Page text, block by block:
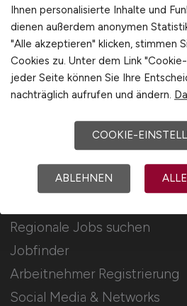
Für Arbeitnehmer
Regionale Jobs suchen
Jobfinder
Arbeitnehmer Registrierung
Social Media & Networks
Stellenanzeigen schalten
Mediadaten & Konditionen
Arbeitgeber Seite
Arbeitgeber Kontakt
Karrierenetzwerk
Ihnen personalisierte Inhalte und
dienen außerdem anonymen
"Alle akzeptieren" klicken, stimmen
Cookies zu. Unter dem Link
jeder Seite können Sie Ihre
nachträglich aufrufen und ändern.
COOKIE-
ABLEHNEN